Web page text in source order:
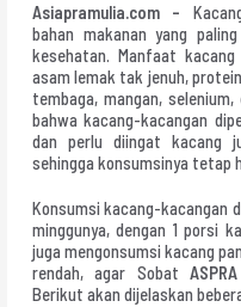
Asiapramulia.com –
bahan makanan yang
kesehatan. Manfaat
asam lemak tak jenuh,
tembaga, mangan,
bahwa kacang-kacangan
dan perlu diingat kacang
sehingga konsumsinya tetap
Konsumsi kacang-kacangan
minggunya, dengan 1 porsi
juga mengonsumsi kacang
rendah, agar Sobat
Berikut akan dijelaskan